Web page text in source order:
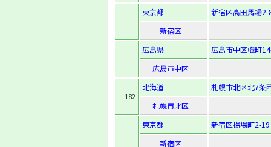
東京都
新宿区高田馬場2-
新宿区
広島県
広島市中区幟町
広島市中区
182
北海道
札幌市北区北7条
札幌市北区
東京都
新宿区揚場町2-19
新宿区